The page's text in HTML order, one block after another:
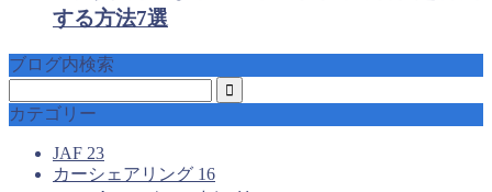
する方法7選
ブログ内検索
カテゴリー
JAF 23
カーシェアリング 16